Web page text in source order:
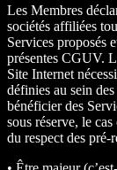
Les Membres
sociétés affiliées
Services proposés
présentes CGUV.
Site Internet
définies au sein
bénéficier des
sous réserve, le
du respect des pré-